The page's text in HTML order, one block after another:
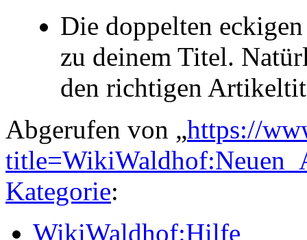
Die doppelten
zu deinem Titel.
den richtigen
Abgerufen von „https://
Kategorie:
WikiWaldhof:Hilfe